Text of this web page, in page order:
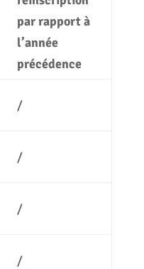
par rapport à
l’année
précédence
/
/
/
/